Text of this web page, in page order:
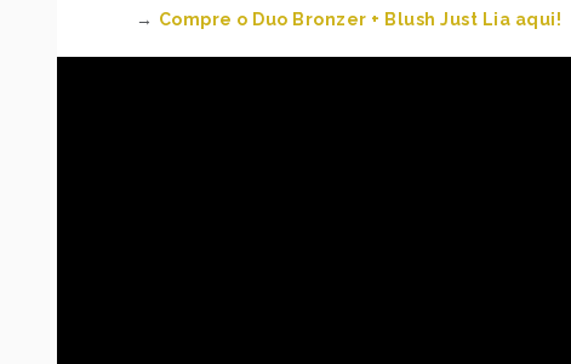
→ Compre o Duo Bronzer + Blush Just Lia aqui!
POST ANTERIOR
ESTILO: KENDALL JENNER -
PARTE 2